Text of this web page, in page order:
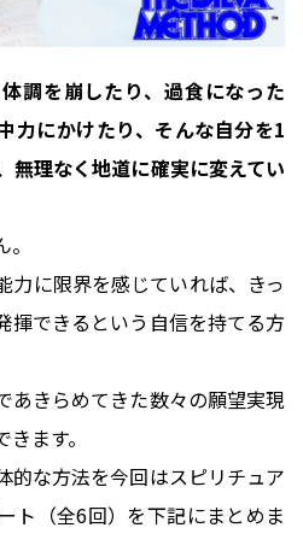
調を崩したり、過食になった
力にかけたり、そんな自分を1
無理なく地道に確実に変えてい
力に限界を感じていれば、きっ
揮できるという自信を持てる方
あきらめてきた数々の願望実現
ます。
的な方法を今回はスピリチュア
ト（全6回）を下記にまとめま